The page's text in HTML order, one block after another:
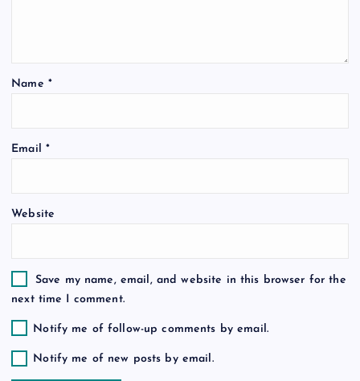
i
Name *
Email *
Website
Save my name, email, and website in this browser for the
next time I comment.
Notify me of follow-up comments by email.
Notify me of new posts by email.